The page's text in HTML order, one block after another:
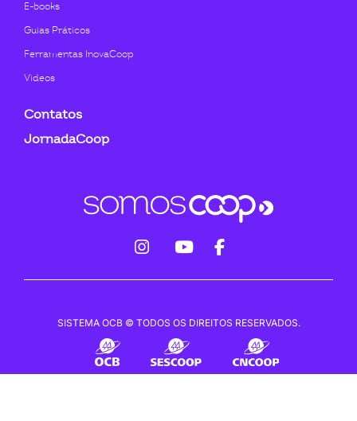
E-books
Guias Práticos
Ferramentas InovaCoop
Videos
Contatos
JornadaCoop
instagram
youtubefacebook-
SISTEMA OCB © TODOS OS DIREITOS RESERVADOS.